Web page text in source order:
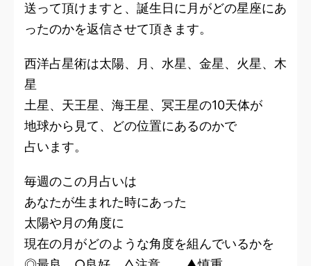
送って頂けますと、誕生日に月がどの星座にあ
ったのかを返信させて頂きます。
西洋占星術は太陽、月、水星、金星、火星、木
星
土星、天王星、海王星、冥王星の10天体が
地球から見て、どの位置にあるのかで
占います。
毎週のこの月占いは
あなたが生まれた時にあった
太陽や月の角度に
現在の月がどのような角度を組んでいるかを